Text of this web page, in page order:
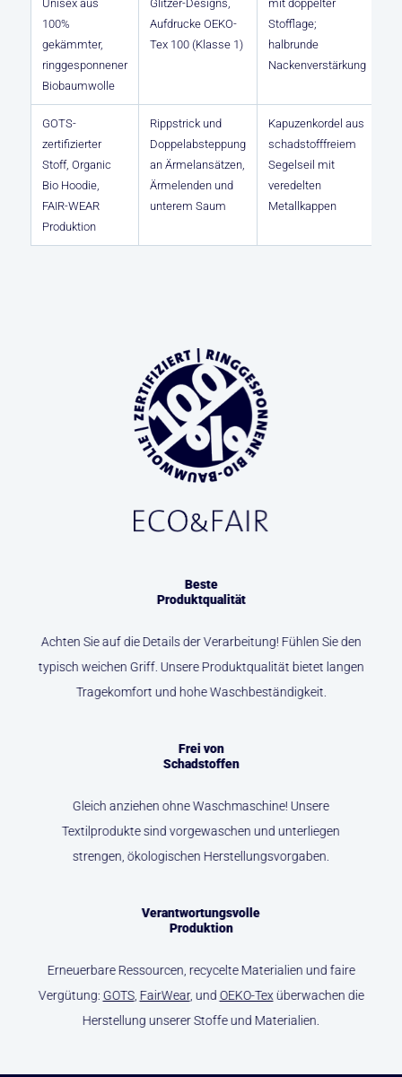
Unisex aus
100%
gekämmter,
ringgesponnener
Biobaumwolle
Glitzer-Designs,
Aufdrucke OEKO-
Tex 100 (Klasse 1)
mit doppelter
Stofflage;
halbrunde
Nackenverstärkung
GOTS-
zertifizierter
Stoff, Organic
Bio Hoodie,
FAIR-WEAR
Produktion
Rippstrick und
Doppelabsteppung
an Ärmelansätzen,
Ärmelenden und
unterem Saum
Kapuzenkordel aus
schadstofffreiem
Segelseil mit
veredelten
Metallkappen
Beste
Produktqualität
Achten Sie auf die Details der Verarbeitung! Fühlen Sie den
typisch weichen Griff. Unsere Produktqualität bietet langen
Tragekomfort und hohe Waschbeständigkeit.
Frei von
Schadstoffen
Gleich anziehen ohne Waschmaschine! Unsere
Textilprodukte sind vorgewaschen und unterliegen
strengen, ökologischen Herstellungsvorgaben.
Verantwortungsvolle
Produktion
Erneuerbare Ressourcen, recycelte Materialien und faire
Vergütung: GOTS, FairWear, und OEKO-Texüberwachen die
Herstellung unserer Stoffe und Materialien.